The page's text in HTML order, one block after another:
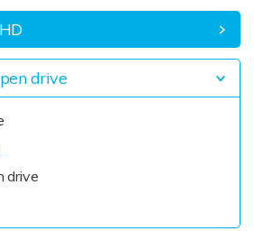
drive
drive